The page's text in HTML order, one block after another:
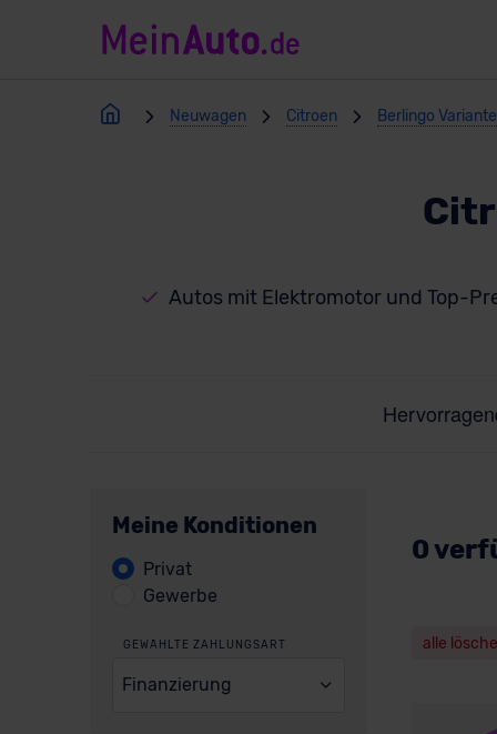
Neuwagen Citroen Berlingo
Autos mit Elektromotor und Top-
Meine Konditionen
Privat
Gewerbe
GEWÄHLTE ZAHLUNGSART
Finanzierung
0
alle